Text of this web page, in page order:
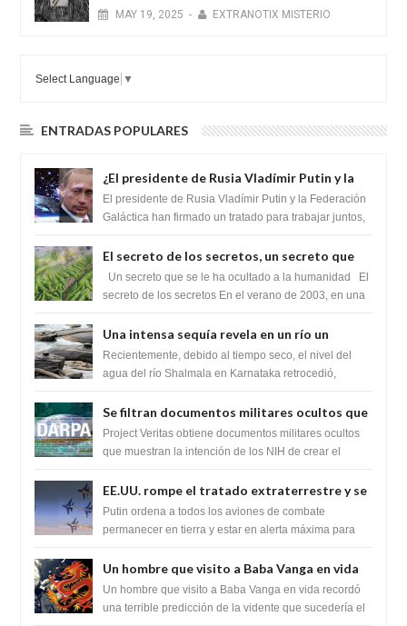
MAY 19, 2025 - EXTRANOTIX MISTERIO
Select Language ▼
ENTRADAS POPULARES
¿El presidente de Rusia Vladímir Putin y la
Federación Galactica han firmado un
tratado para acabar con los Sionistas?
El presidente de Rusia Vladímir Putin y la Federación
Galáctica han firmado un tratado para trabajar juntos,
El secreto de los secretos, un secreto que
cambiaría por completo el destino de la
humanidad
Un secreto que se le ha ocultado a la humanidad El
secreto de los secretos En el verano de 2003, en una
Una intensa sequía revela en un río un
impresionante hallazgo de miles de Shiva
Lingas
Recientemente, debido al tiempo seco, el nivel del
agua del río Shalmala en Karnataka retrocedió,
Se filtran documentos militares ocultos que
muestran la intención de los NIH de crear el
SARS-CoV-2, utilizando la investigación de
Project Veritas obtiene documentos militares ocultos
que muestran la intención de los NIH de crear el
EE.UU. rompe el tratado extraterrestre y se
prepara para destruir el misterioso satélite
"Caballero Negro"
Putin ordena a todos los aviones de combate
permanecer en tierra y estar en alerta máxima para
Un hombre que visito a Baba Vanga en vida
recordó la terrible predicción de la vidente
para febrero de 2022.
Un hombre que visito a Baba Vanga en vida recordó
una terrible predicción de la vidente que sucedería el